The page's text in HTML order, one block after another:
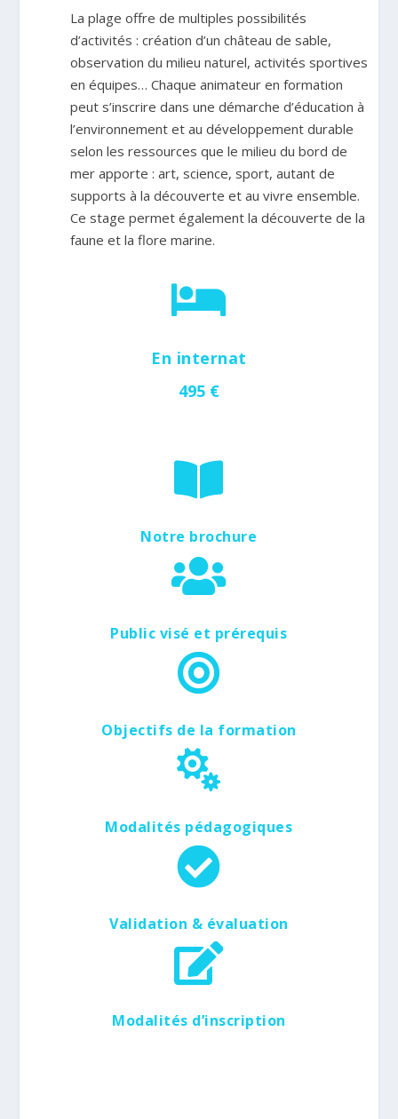
La plage offre de multiples possibilités
d’activités : création d’un château de sable,
observation du milieu naturel, activités sportives
en équipes… Chaque animateur en formation
peut s’inscrire dans une démarche d’éducation à
l’environnement et au développement durable
selon les ressources que le milieu du bord de
mer apporte : art, science, sport, autant de
supports à la découverte et au vivre ensemble.
Ce stage permet également la découverte de la
faune et la flore marine.

En internat
495 €

Notre brochure

Public visé et prérequis

Objectifs de la formation

Modalités pédagogiques

Validation & évaluation

Modalités d’inscription